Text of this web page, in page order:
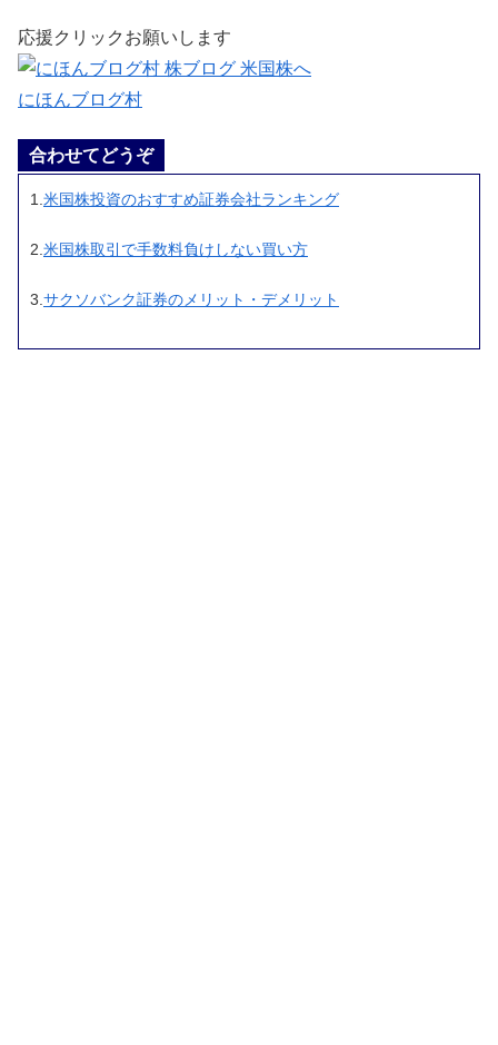
応援クリックお願いします
にほんブログ村
合わせてどうぞ
1. 米国株投資のおすすめ証券会社ランキング
2.米国株取引で手数料負けしない買い方
3.サクソバンク証券のメリット・デメリット